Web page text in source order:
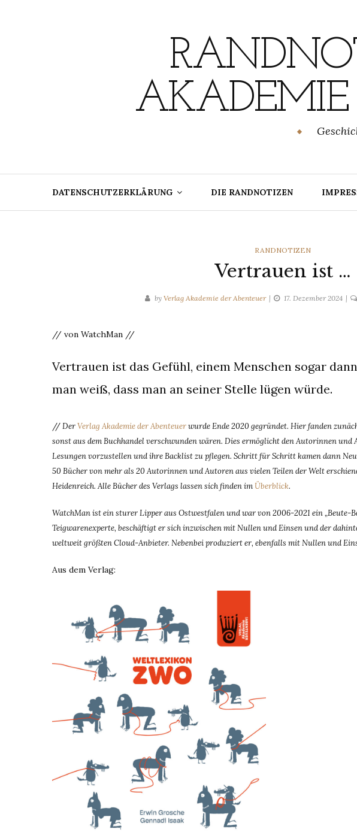
AKADEMIE
DATENSCHUTZERKLÄRUNG DIE RANDNOTIZEN
CATEGORIES
RANDNOTIZEN
Vertrauen ist …
by Verlag Akademie der Abenteuer 17. Dezember 2024
// von WatchMan //
Vertrauen ist das Gefühl, einem Menschen sogar
man weiß, dass man an seiner Stelle lügen würde.
//DerVerlag Akademie der Abenteuerwurde Ende 2020 gegründet. Hier fanden
sonst aus dem Buchhandel verschwunden wären. Dies ermöglicht den Autorinnen
Lesungen vorzustellen und ihre Backlist zu pflegen. Schritt für Schritt kamen dann
50 Bücher von mehr als 20 Autorinnen und Autoren aus vielen Teilen der Welt
Heidenreich. Alle Bücher des Verlags lassen sich finden imÜberblick.
WatchMan ist ein sturer Lipper aus Ostwestfalenund war von 2006-2021 ein „Beute-
Teigwarenexperte, beschäftigt er sich inzwischen mit Nullen und Einsen und der
weltweit größten Cloud-Anbieter. Nebenbei produziert er, ebenfalls mit Nullen und
Aus dem Verlag: